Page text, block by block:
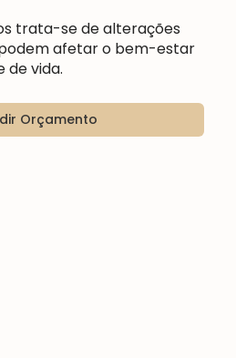
trata-se de alterações
afetar o bem-estar
de vida.
Orçamento